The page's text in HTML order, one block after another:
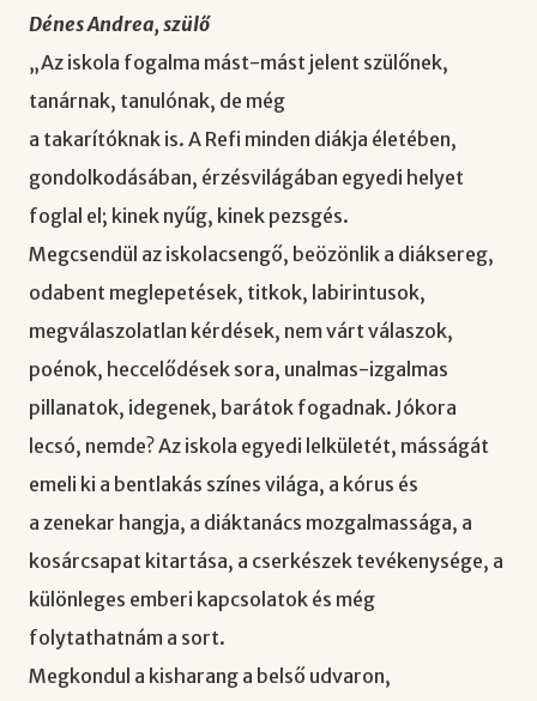
Dénes Andrea, szülő
„Az iskola fogalma mást-mást jelent szülőnek,
tanárnak, tanulónak, de még
a takarítóknak is. A Refi minden diákja életében,
gondolkodásában, érzésvilágában egyedi helyet
foglal el; kinek nyűg, kinek pezsgés.
Megcsendül az iskolacsengő, beözönlik a diáksereg,
odabent meglepetések, titkok, labirintusok,
megválaszolatlan kérdések, nem várt válaszok,
poénok, heccelődések sora, unalmas-izgalmas
pillanatok, idegenek, barátok fogadnak. Jókora
lecsó, nemde? Az iskola egyedi lelkületét, másságát
emeli ki a bentlakás színes világa, a kórus és
a zenekar hangja, a diáktanács mozgalmassága, a
kosárcsapat kitartása, a cserkészek tevékenysége, a
különleges emberi kapcsolatok és még
folytathatnám a sort.
Megkondul a kisharang a belső udvaron,